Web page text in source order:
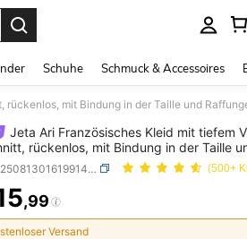
Schuhe Schmuck & Accessoires
mit Bindung in der Taille und
Jeta Ari Französisches Kleid mit tiefem
rückenlos, mit Bindung in der Taille
sexy
SKU: sz25081301619914307 (500+
AND
,99
Versand